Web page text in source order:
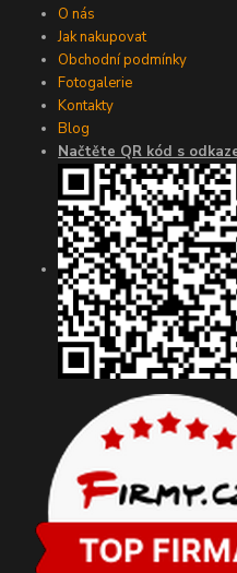
O nás
Jak nakupovat
Obchodní podmínky
Fotogalerie
Kontakty
Blog
Načtěte QR kód s